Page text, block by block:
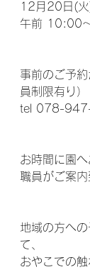
12月20日(
午前 10:00
事前のご予
員制限有り）
tel 078-
お時間に園へ
職員がご案内
地域の方へ
て、
おやこでの触